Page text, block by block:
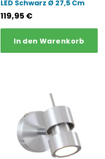
LED Schwarz Ø 27,5 Cm
119,95 €
In den Warenkorb